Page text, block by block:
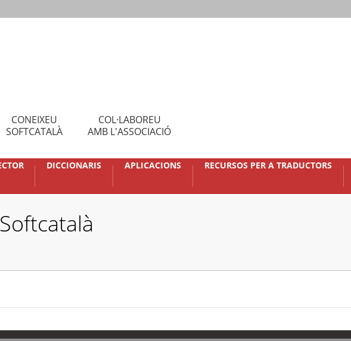
CONEIXEU
SOFTCATALÀ
COL·LABOREU
AMB L'ASSOCIACIÓ
DICCIONARIS APLICACIONS RECURSOS PER A TRADUCTORS